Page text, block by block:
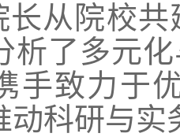
长从院校
析了多元
手致力于
动科研与实